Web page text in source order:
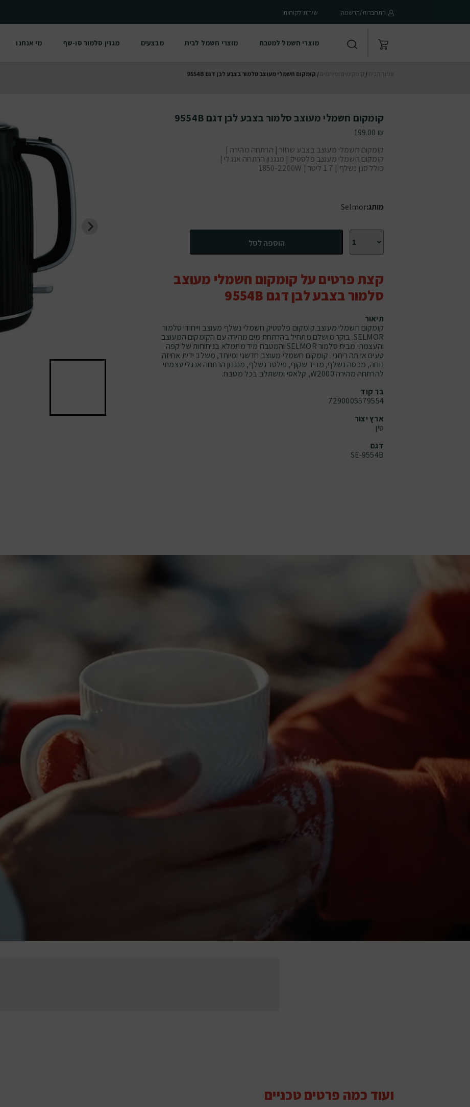
התחברות/הרשמה שירות לקוחות
מוצרי חשמל למטבח מוצרי חשמל לבית מבצעים מגזין סלמור סו-שף מי אנחנו
עמוד הבית / קומקומים ומיחמים / קומקום חשמלי מעוצב סלמור בצבע לבן דגם 9554B
קומקום חשמלי מעוצב סלמור בצבע לבן דגם 9554B
199.00 ₪
קומקום חשמלי מעוצב בצבע שחור | הרתחה מהירה |
קומקום חשמלי מעוצב פלסטיק | מנגנון הרתחה אנגלי |
כולל סנן נשלף | 1.7 ליטר | 1850-2200W
מותג:Selmor
הוספה לסל
קצת פרטים על קומקום חשמלי מעוצב
סלמור בצבע לבן דגם 9554B
תיאור
קומקום חשמלי מעוצב.קומקום פלסטיק חשמלי נשלף מעוצב וייחודי סלמור
SELMOR. בוקר מושלם מתחיל בהרתחת מים מהירה עם הקומקום המעוצב
והעצמתי מבית סלמור SELMOR והמטבח מיד מתמלא בניחוחות של קפה
טעים או תה ריחני . קומקום חשמלי מעוצב חדשני ומיוחד, משלב ידית אחיזה
נוחה, מכסה נשלף, מדיד שקוף, פילטר נשלף, מנגנון הרתחה אנגלי עצמתי
להרתחה מהירה W2000, קלאסי ומשתלב בכל מטבח.
בר קוד
7290005579554
ארץ יצור
סין
דגם
SE-9554B
ועוד כמה פרטים טכניים